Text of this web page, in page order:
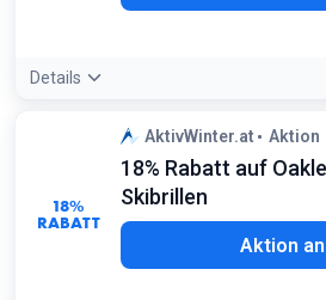
Details
Angebotsdetails:
Das 2er-Set bietet
eine Woche Skiurlaub, da man immer
Wechseln hat
Bedingungen:
Gilt für Helios Essential 2er-Sets
18%
RABATT
AktivWinter.at Aktion
18% Rabatt auf
Skibrillen
Aktion